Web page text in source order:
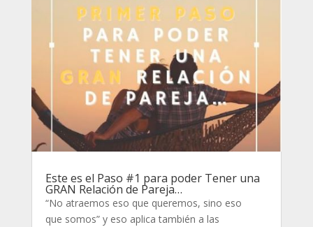
Este es el Paso #1 para poder Tener una
GRAN Relación de Pareja…
“No atraemos eso que queremos, sino eso
que somos” y eso aplica también a las